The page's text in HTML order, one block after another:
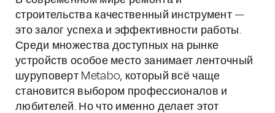
строительства качественный инструмент —
это залог успеха и эффективности работы.
Среди множества доступных на рынке
устройств особое место занимает ленточный
шуруповерт Metabo, который всё чаще
становится выбором профессионалов и
любителей. Но что именно делает этот